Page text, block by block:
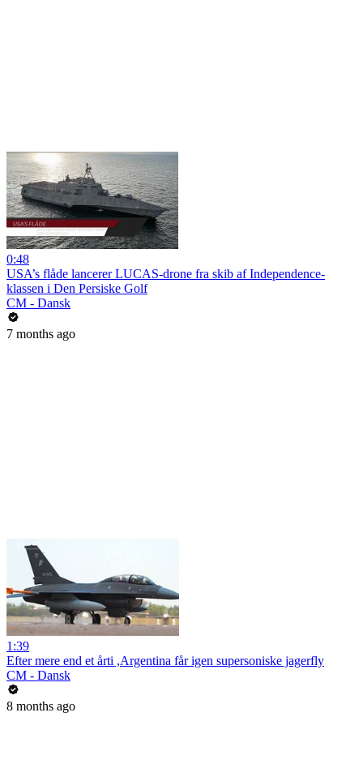
0:48
USA’s flåde lancerer LUCAS-drone fra skib af Independence-
klassen i Den Persiske Golf
CM - Dansk
7 months ago
1:39
Efter mere end et årti ,Argentina får igen supersoniske jagerfly
CM - Dansk
8 months ago